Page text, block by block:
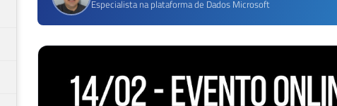
Especialista na plataforma de Dados Microsoft